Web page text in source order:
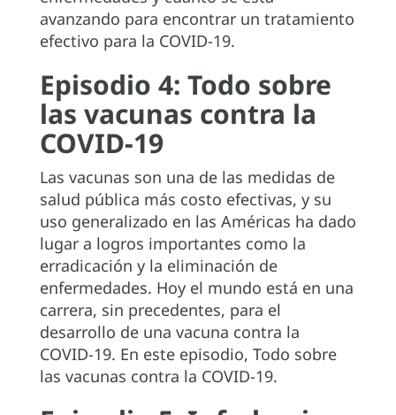
avanzando para encontrar un tratamiento
efectivo para la COVID-19.
Episodio 4: Todo sobre
las vacunas contra la
COVID-19
Las vacunas son una de las medidas de
salud pública más costo efectivas, y su
uso generalizado en las Américas ha dado
lugar a logros importantes como la
erradicación y la eliminación de
enfermedades. Hoy el mundo está en una
carrera, sin precedentes, para el
desarrollo de una vacuna contra la
COVID-19. En este episodio, Todo sobre
las vacunas contra la COVID-19.